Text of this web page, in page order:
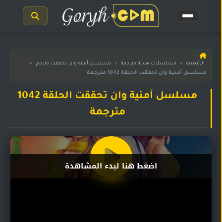
الرئيسية
مسلسلات
المترجمة
مدبلجة
الرئيسية » مسلسلات هندية مترجمة » مسلسل أمنية وان تحققت مترجم
»
مسلسل أمنية وان تحققت الحلقة 1042 مترجمة
مسلسل أمنية وان تحققت الحلقة 1042
مترجمة
اضغط هنا لبدء المشاهدة